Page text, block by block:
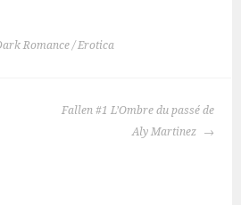
Romance / Erotica
Fallen #1 L’Ombre du passé de
Aly Martinez